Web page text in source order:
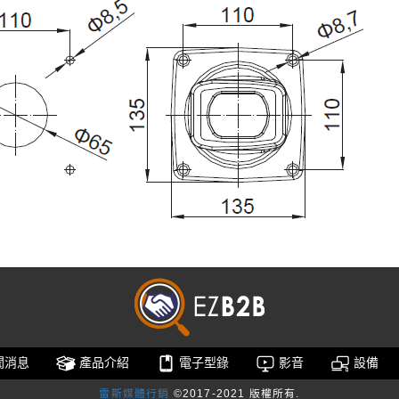
息 產品介紹 電子型錄 影音 設備
雷斯媒體行銷 ©2017-2021 版權所有.